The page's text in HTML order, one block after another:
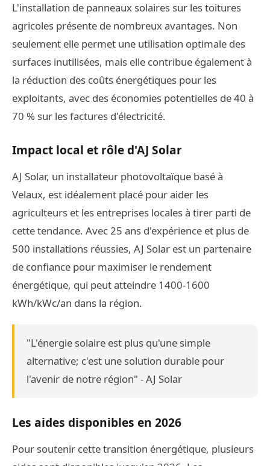
L'installation de panneaux solaires sur les toitures
agricoles présente de nombreux avantages. Non
seulement elle permet une utilisation optimale des
surfaces inutilisées, mais elle contribue également à
la réduction des coûts énergétiques pour les
exploitants, avec des économies potentielles de 40 à
70 % sur les factures d'électricité.
Impact local et rôle d'AJ Solar
AJ Solar, un installateur photovoltaïque basé à
Velaux, est idéalement placé pour aider les
agriculteurs et les entreprises locales à tirer parti de
cette tendance. Avec 25 ans d'expérience et plus de
500 installations réussies, AJ Solar est un partenaire
de confiance pour maximiser le rendement
énergétique, qui peut atteindre 1400-1600
kWh/kWc/an dans la région.
"L'énergie solaire est plus qu'une simple
alternative; c'est une solution durable pour
l'avenir de notre région" - AJ Solar
Les aides disponibles en 2026
Pour soutenir cette transition énergétique, plusieurs